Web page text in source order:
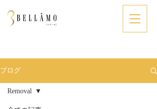
ブログ
Removal